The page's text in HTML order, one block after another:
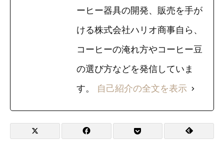
ーヒー器具の開発、販売を手が
ける株式会社ハリオ商事自ら、
コーヒーの淹れ方やコーヒー豆
の選び方などを発信していま
す。 自己紹介の全文を表示